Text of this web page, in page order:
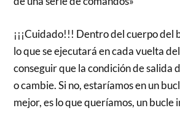
¡¡¡Cuidado!!! Dentro del cuerpo del
lo que se ejecutará en cada vuelta
conseguir que la condición de salida
o cambie. Si no, estaríamos en un
mejor, es lo que queríamos, un bucle